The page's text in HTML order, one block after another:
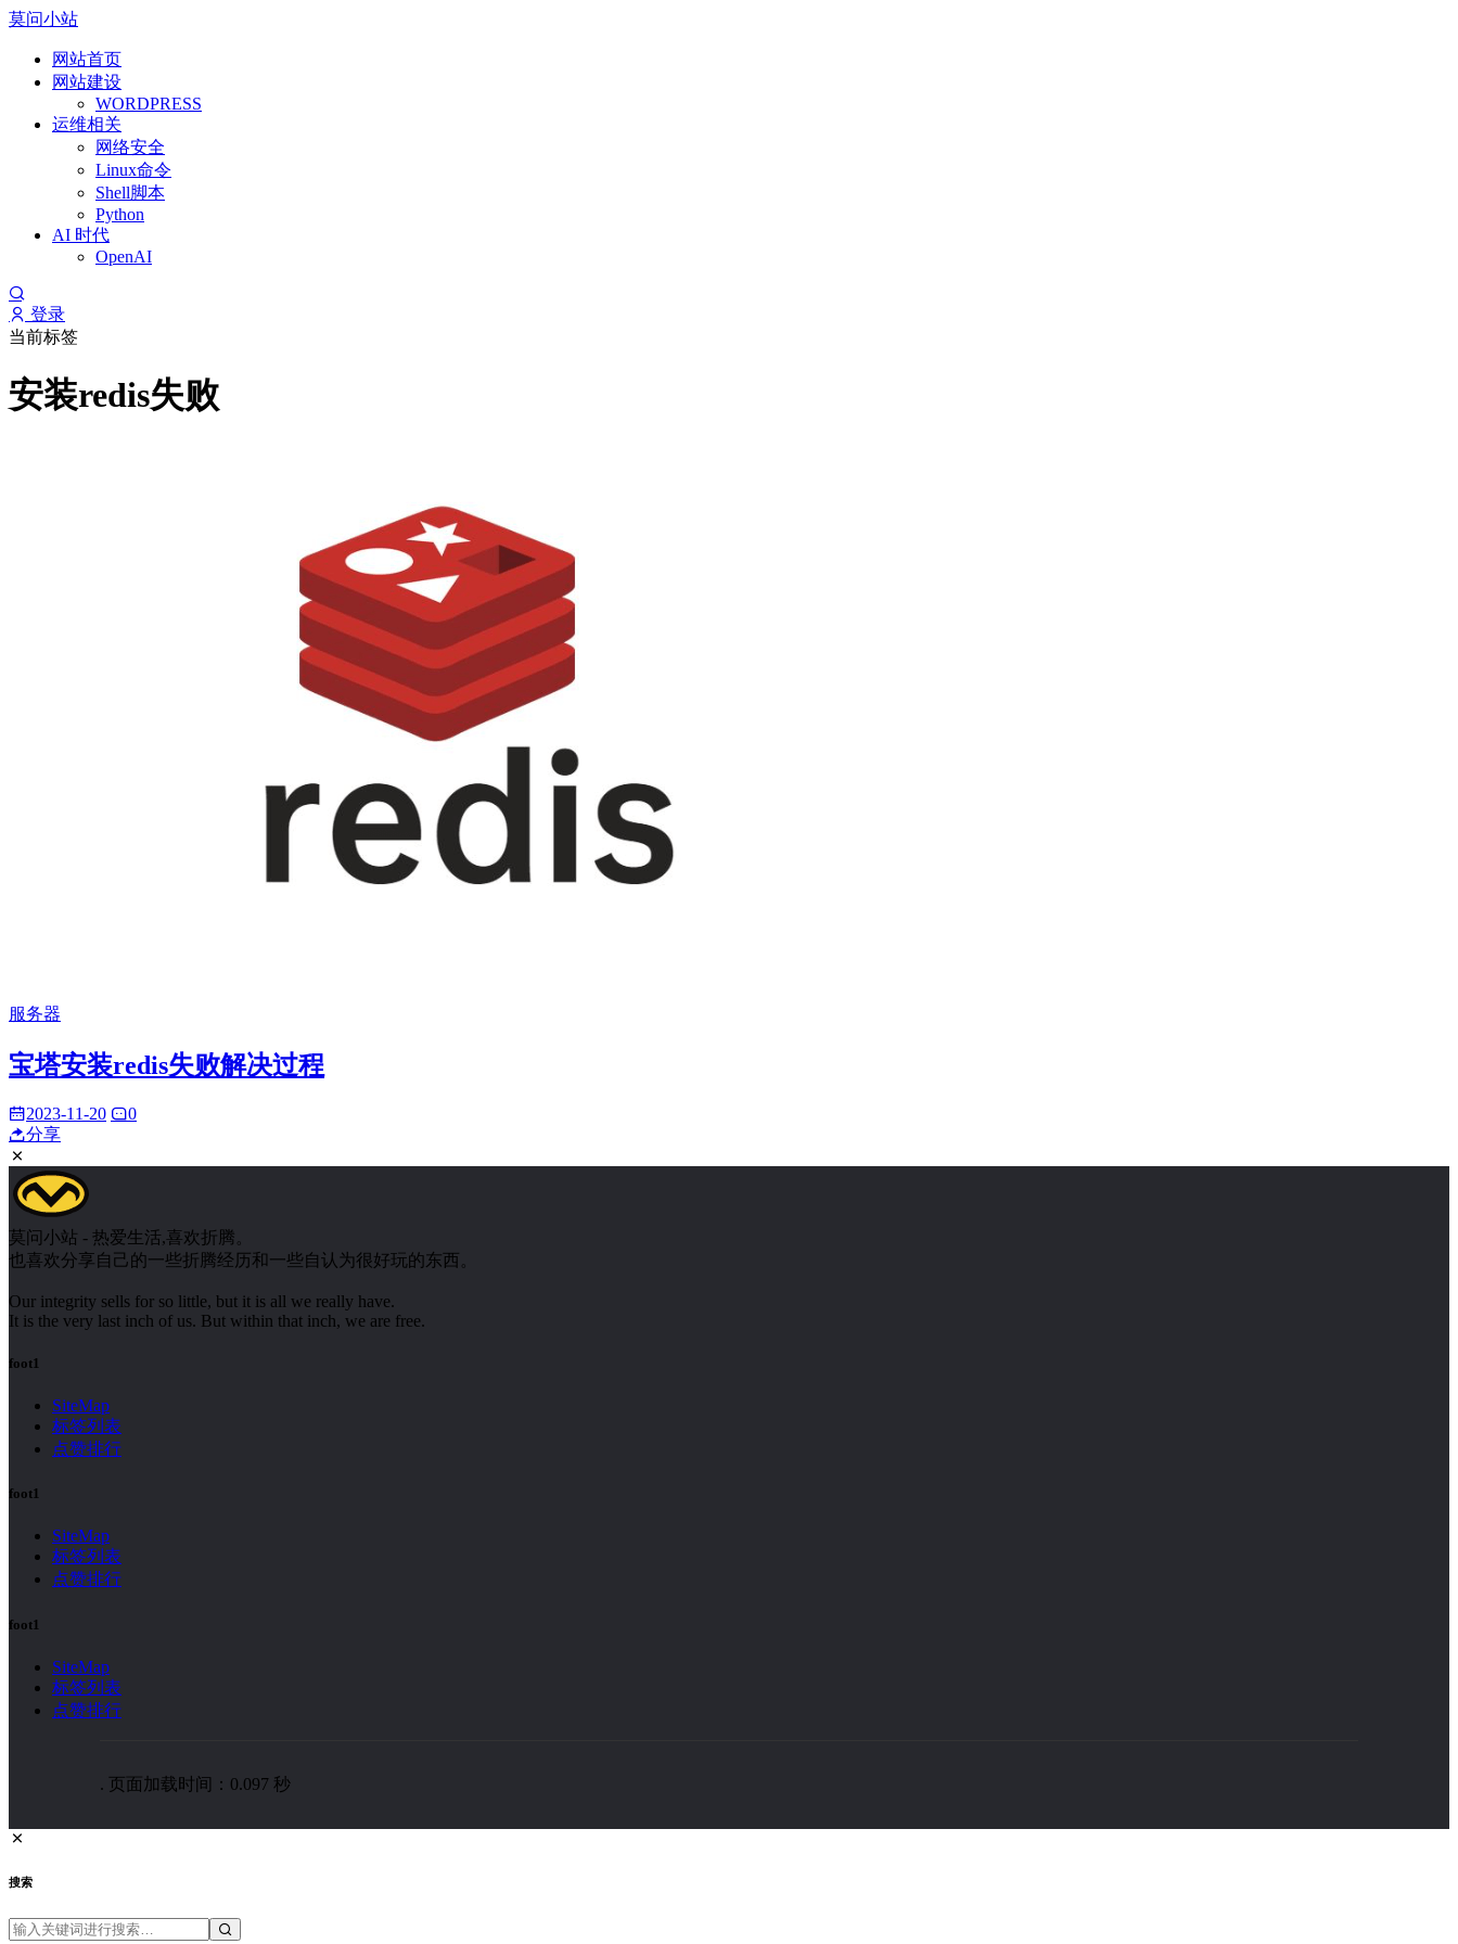
莫问小站
网站首页
网站建设
WORDPRESS
运维相关
网络安全
Linux命令
Shell脚本
Python
AI 时代
OpenAI
登录
当前标签
安装redis失败
服务器
宝塔安装redis失败解决过程
2023-11-20
0
分享
莫问小站 - 热爱生活,喜欢折腾。
也喜欢分享自己的一些折腾经历和一些自认为很好玩的东西。
Our integrity sells for so little, but it is all we really have.
It is the very last inch of us. But within that inch, we are free.
foot1
SiteMap
标签列表
点赞排行
foot1
SiteMap
标签列表
点赞排行
foot1
SiteMap
标签列表
点赞排行
. 页面加载时间：0.097 秒
搜索